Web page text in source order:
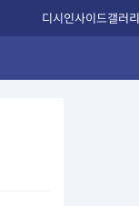
디시인사이드갤러리